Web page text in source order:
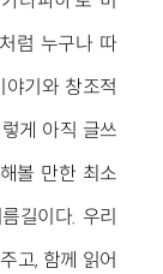
럼 누구나 따
기와 창조적
게 아직 글쓰
볼 만한 최소
길이다. 우리
고, 함께 읽어